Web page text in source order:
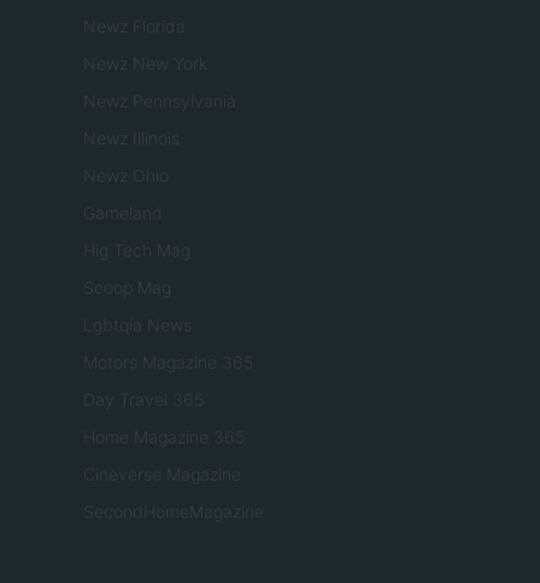
Newz Florida
Newz New York
Newz Pennsylvania
Newz Illinois
Newz Ohio
Gameland
Hig Tech Mag
Scoop Mag
Lgbtqia News
Motors Magazine 365
Day Travel 365
Home Magazine 365
Cineverse Magazine
SecondHomeMagazine